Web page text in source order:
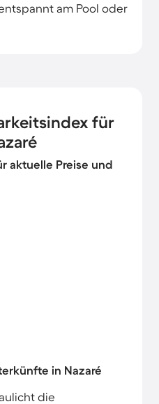
am Pool oder
für
aktuelle Preise und
in Nazaré
die